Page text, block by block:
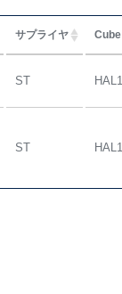
サプライヤ
ST HAL1
ST HAL1